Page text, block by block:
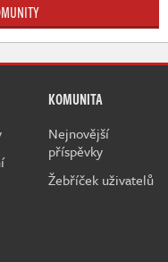
KOMUNITA
Nejnovější
příspěvky
Žebříček uživatelů